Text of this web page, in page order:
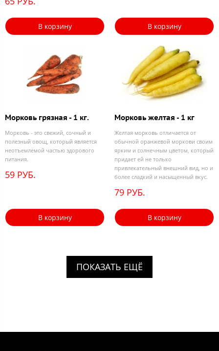
В корзину В корзину
Морковь грязная - 1 кг.
Морковь - это свежий, сочный и
полезный овощ, который является
неотъемлемой частью здорового
питания.
59 РУБ.
В корзину
Морковь желтая - 1 кг
Желтая морковь отличается от
обычной оранжевой моркови своим
ярким и солнечным цветом, который
придает ей не только
привлекательный внешний вид, но и
более сладкий и насыщенный вкус.
79 РУБ.
В корзину
ПОКАЗАТЬ ЕЩЁ